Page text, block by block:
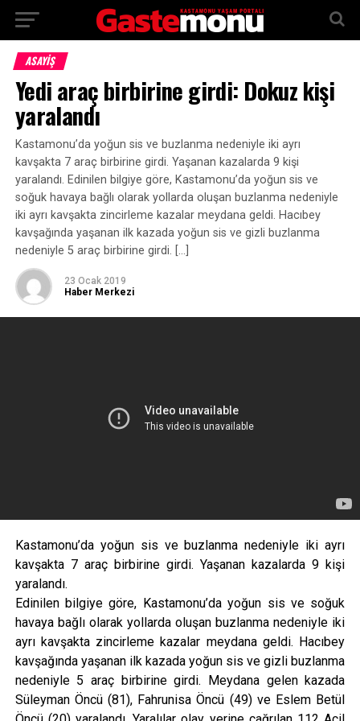
ASAYİŞ
Yedi araç birbirine girdi: Dokuz kişi
yaralandı
Kastamonu’da yoğun sis ve buzlanma nedeniyle iki ayrı
kavşakta 7 araç birbirine girdi. Yaşanan kazalarda 9 kişi
yaralandı. Edinilen bilgiye göre, Kastamonu’da yoğun sis ve
soğuk havaya bağlı olarak yollarda oluşan buzlanma nedeniyle
iki ayrı kavşakta zincirleme kazalar meydana geldi. Hacıbey
kavşağında yaşanan ilk kazada yoğun sis ve gizli buzlanma
nedeniyle 5 araç birbirine girdi. […]
23 Ocak 2019
Haber Merkezi
Kastamonu’da yoğun sis ve buzlanma nedeniyle iki ayrı
kavşakta 7 araç birbirine girdi. Yaşanan kazalarda 9 kişi
yaralandı.
Edinilen bilgiye göre, Kastamonu’da yoğun sis ve soğuk
havaya bağlı olarak yollarda oluşan buzlanma nedeniyle iki
ayrı kavşakta zincirleme kazalar meydana geldi. Hacıbey
kavşağında yaşanan ilk kazada yoğun sis ve gizli buzlanma
nedeniyle 5 araç birbirine girdi. Meydana gelen kazada
Süleyman Öncü (81), Fahrunisa Öncü (49) ve Eslem Betül